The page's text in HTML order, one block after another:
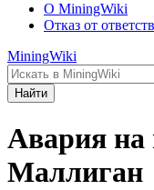
О MiningWiki
Отказ от
MiningWiki
Найти
Авария
Маллиган